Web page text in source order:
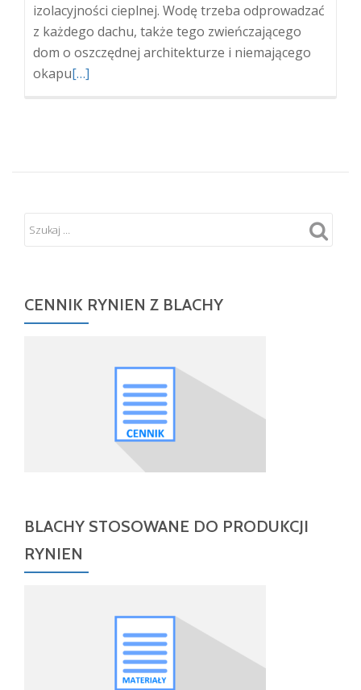
izolacyjności cieplnej. Wodę trzeba odprowadzać
z każdego dachu, także tego zwieńczającego
dom o oszczędnej architekturze i niemającego
okapuWięcej
widocznych
–
rozwiązania
[…]
CENNIK RYNIEN Z BLACHY
BLACHY STOSOWANE DO PRODUKCJI
RYNIEN